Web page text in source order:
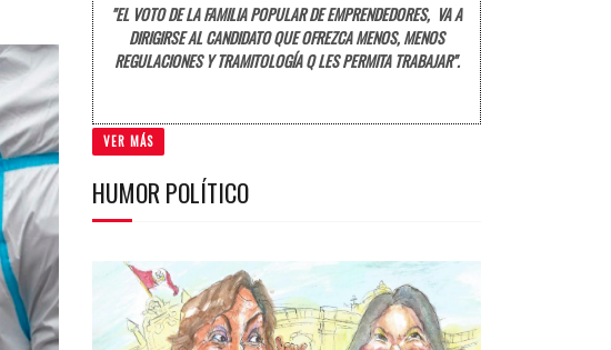
"EL VOTO DE LA FAMILIA POPULAR DE EMPRENDEDORES, VA A
DIRIGIRSE AL CANDIDATO QUE OFREZCA MENOS, MENOS
REGULACIONES Y TRAMITOLOGÍA Q LES PERMITA TRABAJAR".
VER MÁS
HUMOR POLÍTICO